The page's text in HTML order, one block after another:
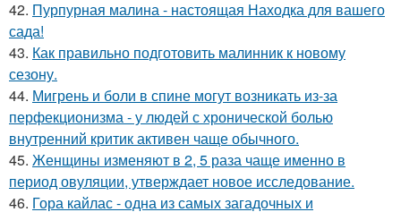
42. Пурпурная малина - настоящая Находка для вашего
сада!
43. Как правильно подготовить малинник к новому
сезону.
44. Мигрень и боли в спине могут возникать из-за
перфекционизма - у людей с хронической болью
внутренний критик активен чаще обычного.
45. Женщины изменяют в 2, 5 раза чаще именно в
период овуляции, утверждает новое исследование.
46. Гора кайлас - одна из самых загадочных и